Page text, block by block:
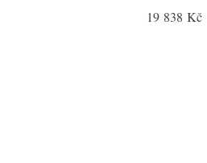
19 838 Kč